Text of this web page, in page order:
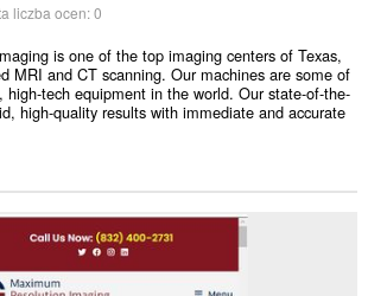
liczba ocen:0
is one of the top imaging centers of Texas,
MRI and CT scanning. Our machines are some of
high-tech equipment in the world. Our state-of-the-
high-quality results with immediate and accurate